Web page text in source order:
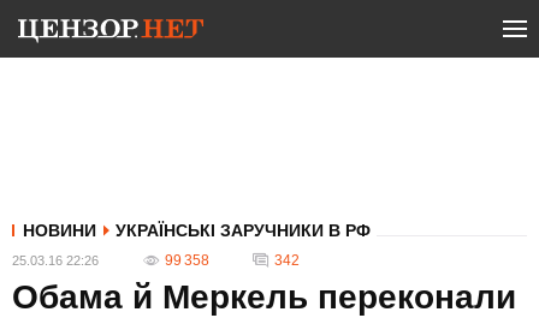
НОВИНИ УКРАЇНСЬКІ ЗАРУЧНИКИ В РФ
25.03.16 22:26 99 358 342
Обама й Меркель переконали